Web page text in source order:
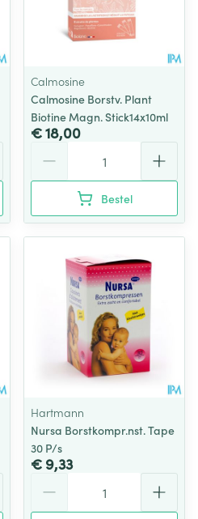
Calmosine
Calmosine Borstv. Plant
Biotine Magn. Stick14x10ml
€ 18,00
Bestel
Hartmann
Nursa Borstkompr.nst. Tape
30 P/s
€ 9,33